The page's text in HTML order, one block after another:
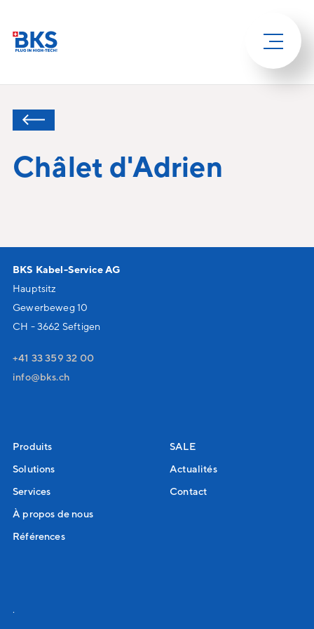
Châlet d'Adrien
BKS Kabel-Service AG
Hauptsitz
Gewerbeweg 10
CH - 3662 Seftigen
+41 33 359 32 00
nf
bks ch
Produits
Solutions
Services
À propos de nous
Références
SALE
Actualités
Contact
.